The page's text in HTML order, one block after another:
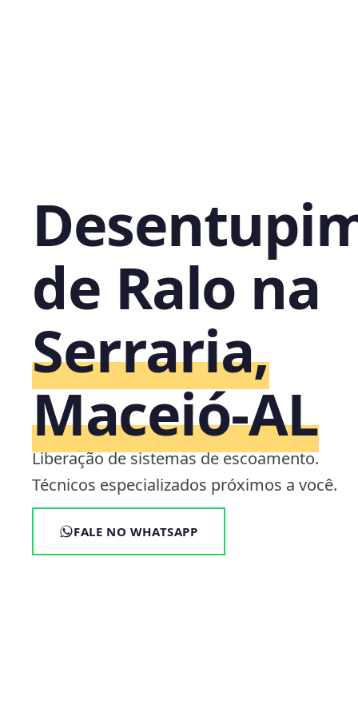
de Ralo na
Serraria,
Maceió‑AL
Liberação de sistemas de escoamento.
Técnicos especializados próximos a você.
FALE NO WHATSAPP